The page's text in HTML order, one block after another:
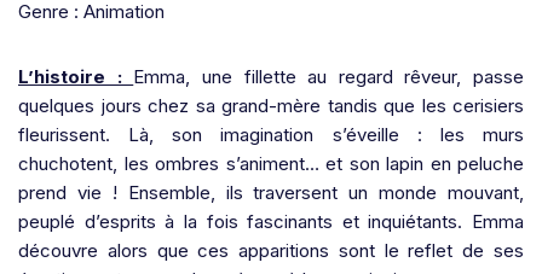
Genre : Animation
L’histoire : Emma, une fillette au regard rêveur, passe
quelques jours chez sa grand-mère tandis que les cerisiers
fleurissent. Là, son imagination s’éveille : les murs
chuchotent, les ombres s’animent… et son lapin en peluche
prend vie ! Ensemble, ils traversent un monde mouvant,
peuplé d’esprits à la fois fascinants et inquiétants. Emma
découvre alors que ces apparitions sont le reflet de ses